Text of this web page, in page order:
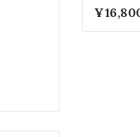
0
¥